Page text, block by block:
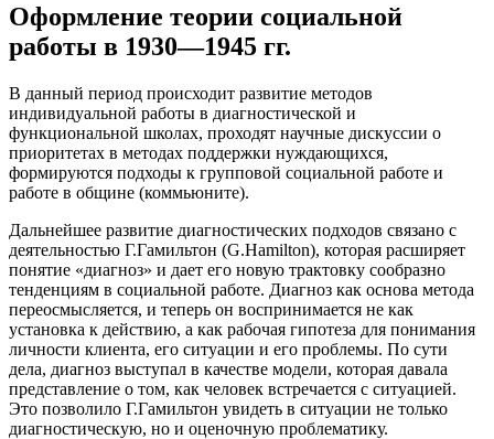
Оформление теории социальной
работы в 1930—1945 гг.
В данный период происходит развитие методов
индивидуальной работы в диагностической и
функциональной школах, проходят научные дискуссии о
приоритетах в методах поддержки нуждающихся,
формируются подходы к групповой социальной работе и
работе в общине (коммьюните).
Дальнейшее развитие диагностических подходов связано с
деятельностью Г.Гамильтон (G.Hamilton), которая расширяет
понятие «диагноз» и дает его новую трактовку сообразно
тенденциям в социальной работе. Диагноз как основа метода
переосмысляется, и теперь он воспринимается не как
установка к действию, а как рабочая гипотеза для понимания
личности клиента, его ситуации и его проблемы. По сути
дела, диагноз выступал в качестве модели, которая давала
представление о том, как человек встречается с ситуацией.
Это позволило Г.Гамильтон увидеть в ситуации не только
диагностическую, но и оценочную проблематику.